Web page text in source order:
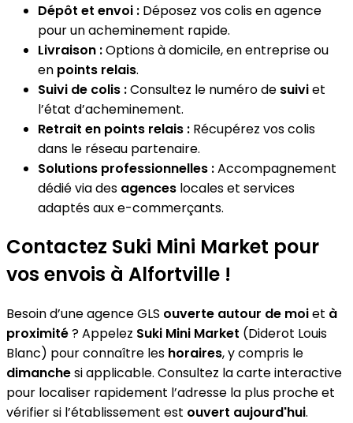
Dépôt et envoi : Déposez vos colis en agence
pour un acheminement rapide.
Livraison :Options à domicile, en entreprise ou
en points relais.
Suivi de colis :Consultez le numéro de suiviet
l’état d’acheminement.
Retrait en points relais : Récupérez vos colis
dans le réseau partenaire.
Solutions professionnelles :Accompagnement
dédié via des agences locales et services
adaptés aux e-commerçants.
Contactez Suki Mini Market pour
vos envois à Alfortville !
Besoin d’une agence GLS ouverte autour de moiet à
proximité? Appelez Suki Mini Market (Diderot Louis
Blanc) pour connaître les horaires, y compris le
dimanchesi applicable. Consultez la carte interactive
pour localiser rapidement l’adresse la plus proche et
vérifier si l’établissement est ouvert aujourd'hui.